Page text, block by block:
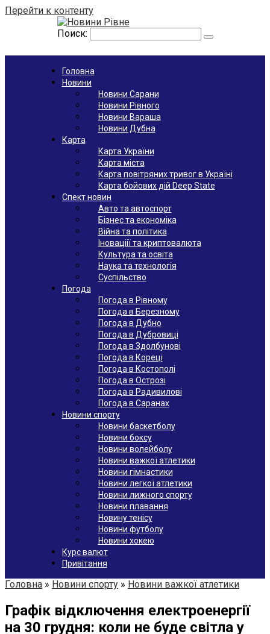
Перейти к контенту
Поиск:
Головна
Новини
Новини Сарани
Новини Рівного
Новини Вараша
Новини Дубна
Карта
Карта України
Карта міста
Карта повітряних тривог в Україні
Карта бойових дій Deep State
Спект новин
Авто та автоспорт
Бізнес та економіка
Війна та політика
Іноваціії та криптовалюта
Культура та освіта
Наука та технологія
Суспільство
Погода
Погода в Рівному
Погода в Березному
Погода в Дубно
Погода в Дубровиці
Погода в Здолбунові
Погода в Кореці
Погода в Костополі
Погода в Острозі
Погода в Радивилові
Погода в Саранах
Новини спорту
Новини баскетболу
Новини боксу
Новини волейболу
Новини важкої атлетики
Новини гімнастики
Новини легкої атлетики
Новини лижного спорту
Новини плавання
Новину тенісу
Новини футболу
Новини хокею
Курс валют
Привітання
Головна » Новини спорту » Новини важкої атлетики
Графік відключення електроенергії
на 30 грудня: коли не буде світла у